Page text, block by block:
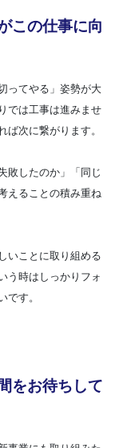
この仕事に向
ってやる」姿勢が大
では工事は進みませ
ば次に繋がります。
敗したのか」「同じ
えることの積み重ね
いことに取り組める
う時はしっかりフォ
です。
をお待ちして